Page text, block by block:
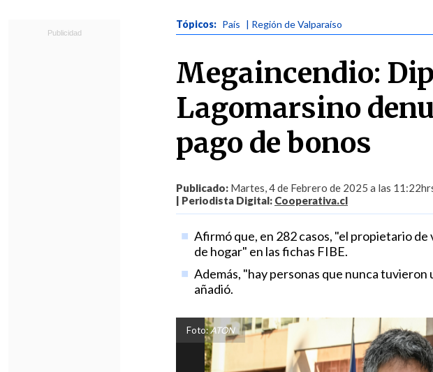
Tópicos: País | Región de Valparaíso
Megaincendio:
Lagomarsino
pago de bonos
Publicado: Martes, 4 de Febrero de 2025 a las
| Periodista Digital: Cooperativa.cl
Afirmó que, en 282 casos, "el propietario
de hogar" en las fichas FIBE.
Además, "hay personas que nunca
añadió.
Foto:ATON